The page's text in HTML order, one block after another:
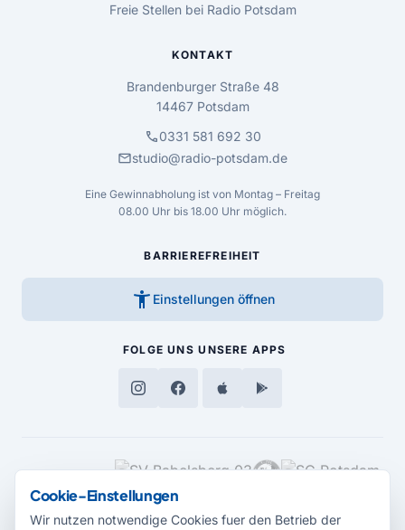
Freie Stellen bei Radio Potsdam
KONTAKT
Brandenburger Straße 48
14467 Potsdam
call0331 581 692 30
mailstudio@radio-potsdam.de
Eine Gewinnabholung ist von Montag – Freitag
08.00 Uhr bis 18.00 Uhr möglich.
BARRIEREFREIHEIT
accessibility_new Einstellungen öffnen
FOLGE UNS UNSERE APPS
MEDIENPARTNER
Cookie-Einstellungen
Wir nutzen notwendige Cookies fuer den Betrieb der